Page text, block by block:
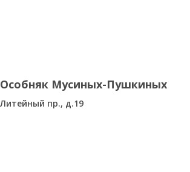
Особняк Мусиных-Пушкиных
Литейный пр., д.19